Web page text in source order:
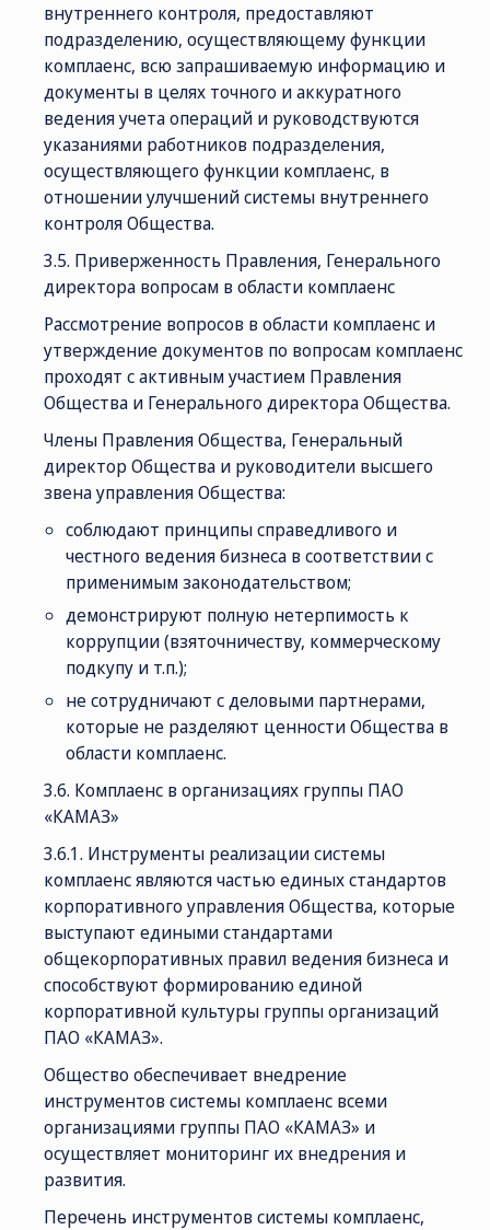
внутреннего контроля, предоставляют
подразделению, осуществляющему функции
комплаенс, всю запрашиваемую информацию и
документы в целях точного и аккуратного
ведения учета операций и руководствуются
указаниями работников подразделения,
осуществляющего функции комплаенс, в
отношении улучшений системы внутреннего
контроля Общества.
3.5. Приверженность Правления, Генерального
директора вопросам в области комплаенс
Рассмотрение вопросов в области комплаенс и
утверждение документов по вопросам комплаенс
проходят с активным участием Правления
Общества и Генерального директора Общества.
Члены Правления Общества, Генеральный
директор Общества и руководители высшего
звена управления Общества:
соблюдают принципы справедливого и
честного ведения бизнеса в соответствии с
применимым законодательством;
демонстрируют полную нетерпимость к
коррупции (взяточничеству, коммерческому
подкупу и т.п.);
не сотрудничают с деловыми партнерами,
которые не разделяют ценности Общества в
области комплаенс.
3.6. Комплаенс в организациях группы ПАО
«КАМАЗ»
3.6.1. Инструменты реализации системы
комплаенс являются частью единых стандартов
корпоративного управления Общества, которые
выступают едиными стандартами
общекорпоративных правил ведения бизнеса и
способствуют формированию единой
корпоративной культуры группы организаций
ПАО «КАМАЗ».
Общество обеспечивает внедрение
инструментов системы комплаенс всеми
организациями группы ПАО «КАМАЗ» и
осуществляет мониторинг их внедрения и
развития.
Перечень инструментов системы комплаенс,